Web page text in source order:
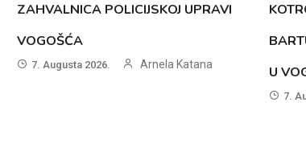
ZAHVALNICA POLICIJSKOJ UPRAVI
VOGOŠĆA
7. Augusta 2026. Arnela Katana
U
7.